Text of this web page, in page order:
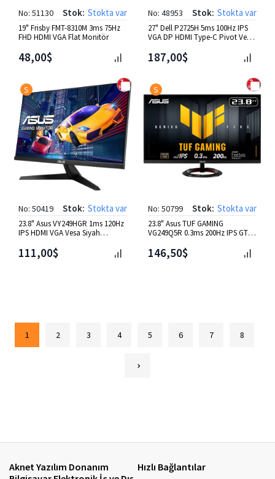
No: 51130 Stok: Stokta var
19" Frisby FMT-8310M 3ms 75Hz
FHD HDMI VGA Flat Monitör
48,00$
No: 48953 Stok: Stokta var
27" Dell P2725H 5ms 100Hz IPS
VGA DP HDMI Type-C Pivot Vesa
187,00$
S
No: 50419 Stok: Stokta var
23.8" Asus VY249HGR 1ms 120Hz
IPS HDMI VGA Vesa Siyah
111,00$
S
No: 50799 Stok: Stokta var
23.8" Asus TUF GAMING
VG249Q5R 0.3ms 200Hz IPS GTG
146,50$
1 2 3 4 5 6 7 8
Aknet Yazılım Donanım
Hızlı Bağlantılar